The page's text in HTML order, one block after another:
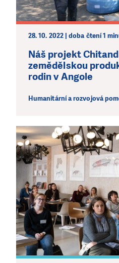
28. 10. 2022 | doba čtení 1
Náš projekt
zemědělskou
rodin v Angole
Humanitární a rozvojová